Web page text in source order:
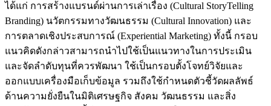
ได้แก่ การสร้างแบรนด์ผ่านการเล่าเรื่อง (Cultural StoryTelling
Branding) นวัตกรรมทางวัฒนธรรม (Cultural Innovation) และ
การตลาดเชิงประสบการณ์ (Experiential Marketing) ทั้งนี้ กรอบ
แนวคิดดังกล่าวสามารถนำไปใช้เป็นแนวทางในการประเมิน
และจัดลำดับทุนที่ควรพัฒนา ใช้เป็นกรอบตั้งโจทย์วิจัยและ
ออกแบบเครื่องมือเก็บข้อมูล รวมถึงใช้กำหนดตัวชี้วัดผลลัพธ์
ด้านความยั่งยืนในมิติเศรษฐกิจ สังคม วัฒนธรรม และสิ่ง